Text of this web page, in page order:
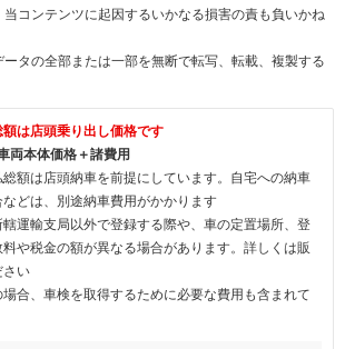
コンテンツに起因するいかなる損害の責も負いかね
タの全部または一部を無断で転写、転載、複製する
は店頭乗り出し価格です
両本体価格＋諸費用
額は店頭納車を前提にしています。自宅への納車
どは、別途納車費用がかかります
運輸支局以外で登録する際や、車の定置場所、登
や税金の額が異なる場合があります。詳しくは販
さい
合、車検を取得するために必要な費用も含まれて